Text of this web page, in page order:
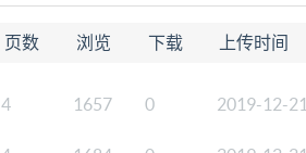
页数 浏览 下载 上传时间
4 1657 0 2019-12-21